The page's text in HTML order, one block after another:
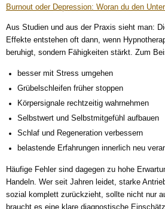
Burnout oder Depression: Woran du den
Aus Studien und aus der Praxis sieht man:
Effekte entstehen oft dann, wenn
beruhigt, sondern Fähigkeiten stärkt. Zum
besser mit Stress umgehen
Grübelschleifen früher stoppen
Körpersignale rechtzeitig wahrnehmen
Selbstwert und Selbstmitgefühl aufbauen
Schlaf und Regeneration verbessern
belastende Erfahrungen innerlich neu
Häufige Fehler sind dagegen zu hohe
Handeln. Wer seit Jahren leidet, starke
sozial komplett zurückzieht, sollte nicht nur
braucht es eine klare diagnostische